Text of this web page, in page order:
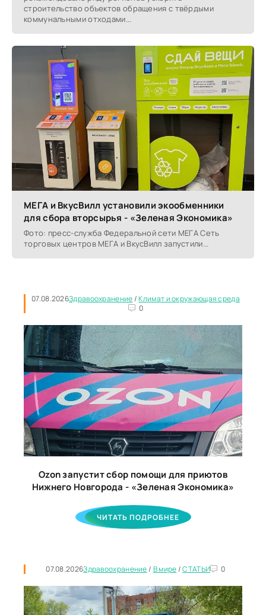
строительство объектов обращения с твёрдыми
коммунальными отходами...
МЕГА и ВкусВилл установили экообменники
для сбора вторсырья - «Зеленая Экономика»
Фото: пресс-служба Федеральной сети МЕГА Сеть
торговых центров МЕГА и ВкусВилл запустили...
07.08.2026Здравоохранение/Климат и окружающая среда
0
Ozon запустит сбор помощи для приютов
Нижнего Новгорода - «Зеленая Экономика»
ЧИТАТЬ ПОДРОБНЕЕ
07.08.2026Здравоохранение/ В мире/СТАТЬИ 0